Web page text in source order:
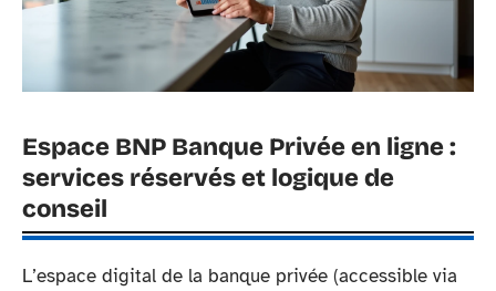
Espace BNP Banque Privée en ligne :
services réservés et logique de
conseil
L’espace digital de la banque privée (accessible via